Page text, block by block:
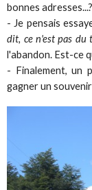
bonnes adresses...?
- Je pensais
dit, ce n'est pas du
l'abandon. Est-ce
- Finalement, un
gagner un